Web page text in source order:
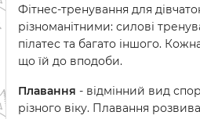
Фітнес-тренування для
різноманітними: силові
пілатес та багато іншого.
що їй до вподоби.
Плавання - відмінний вид
різного віку. Плавання